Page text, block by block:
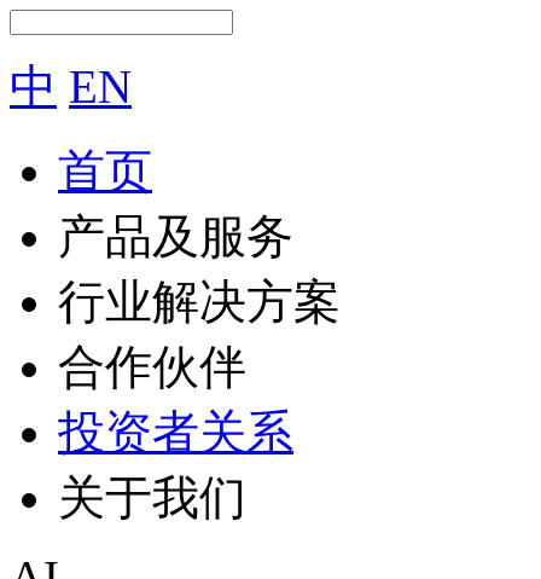
中 EN
首页
产品及服务
行业解决方案
合作伙伴
投资者关系
关于我们